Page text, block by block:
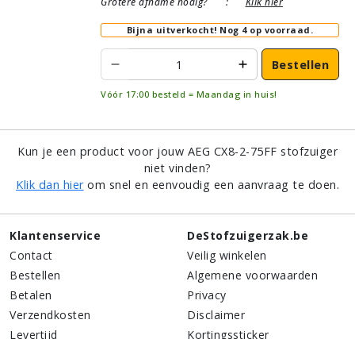
Bijna uitverkocht! Nog 4 op voorraad.
Bestellen
Vóór 17:00 besteld = Maandag in huis!
Kun je een product voor jouw AEG CX8-2-75FF stofzuiger
niet vinden?
Klik dan hierom snel en eenvoudig een aanvraag te doen.
Klantenservice
Contact
Bestellen
Betalen
Verzendkosten
Levertijd
DeStofzuigerzak.be
Veilig winkelen
Algemene voorwaarden
Privacy
Disclaimer
Kortingssticker